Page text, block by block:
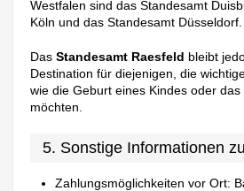
Westfalen sind das Standesamt
Köln und das Standesamt Düsseldorf.
DasStandesamt Raesfeld bleibt
Destination für diejenigen, die
wie die Geburt eines Kindes oder
möchten.
5. Sonstige Informationen
Zahlungsmöglichkeiten vor Ort: